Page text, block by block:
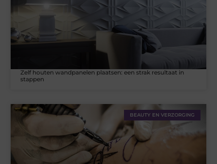
Zelf houten wandpanelen plaatsen: een strak resultaat in
stappen
BEAUTY EN VERZORGING